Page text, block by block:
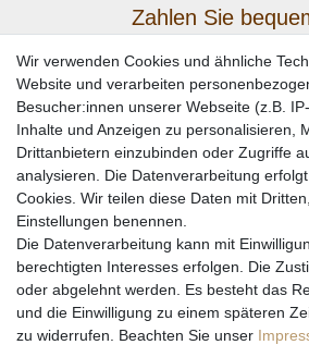
Zahlen Sie
Wir versenden
Wir verwenden Cookies und ähnliche
Website und verarbeiten
Besucher:innen unserer Webseite (z.B.
Inhalte und Anzeigen zu personalisieren,
Drittanbietern einzubinden oder Zugriffe
analysieren. Die Datenverarbeitung
Cookies. Wir teilen diese Daten mit
Einstellungen benennen.
Die Datenverarbeitung kann mit
berechtigten Interesses erfolgen. Die
oder abgelehnt werden. Es besteht das
und die Einwilligung zu einem späteren
zu widerrufen. Beachten Sie unser